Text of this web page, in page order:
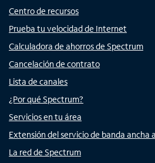
Centro de recursos
Prueba tu velocidad de Internet
Calculadora de ahorros de Spectrum
Cancelación de contrato
Lista de canales
¿Por qué Spectrum?
Servicios en tu área
Extensión del servicio de banda ancha
La red de Spectrum